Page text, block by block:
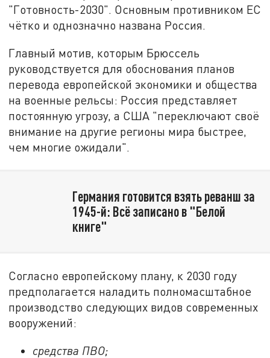
"Готовность-2030". Основным противником ЕС
чётко и однозначно названа Россия.
Главный мотив, которым Брюссель
руководствуется для обоснования планов
перевода европейской экономики и общества
на военные рельсы: Россия представляет
постоянную угрозу, а США "переключают своё
внимание на другие регионы мира быстрее,
чем многие ожидали".
Германия готовится взять реванш за
1945-й: Всё записано в "Белой
книге"
Согласно европейскому плану, к 2030 году
предполагается наладить полномасштабное
производство следующих видов современных
вооружений:
средства ПВО;